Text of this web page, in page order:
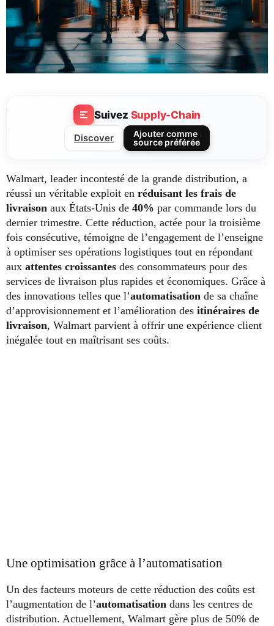
Suivez Supply-Chain
Discover
Ajouter comme
source préférée
Walmart, leader incontesté de la grande distribution, a
réussi un véritable exploit en réduisant les frais de
livraison aux États-Unis de 40% par commande lors du
dernier trimestre. Cette réduction, actée pour la troisième
fois consécutive, témoigne de l’engagement de l’enseigne
à optimiser ses opérations logistiques tout en répondant
aux attentes croissantes des consommateurs pour des
services de livraison plus rapides et économiques. Grâce à
des innovations telles que l’automatisation de sa chaîne
d’approvisionnement et l’amélioration des itinéraires de
livraison, Walmart parvient à offrir une expérience client
inégalée tout en maîtrisant ses coûts.
Une optimisation grâce à l’automatisation
Un des facteurs moteurs de cette réduction des coûts est
l’augmentation de l’automatisation dans les centres de
distribution. Actuellement, Walmart gère plus de 50% de